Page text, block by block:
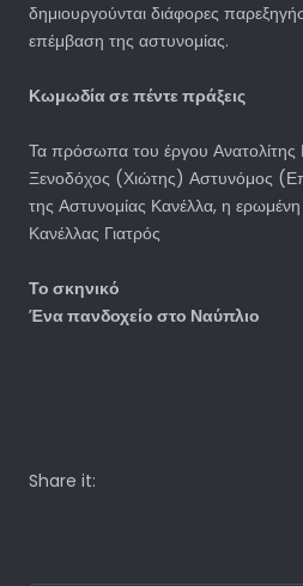
δημιουργούνται διάφορες
επέμβαση της αστυνομίας.
Κωμωδία σε πέντε πράξεις
Τα πρόσωπα του έργου Ανατολίτης
Ξενοδόχος (Χιώτης) Αστυνόμος
της Αστυνομίας Κανέλλα, η
Κανέλλας Γιατρός
Το σκηνικό
Ένα πανδοχείο στο Ναύπλιο
Share it: